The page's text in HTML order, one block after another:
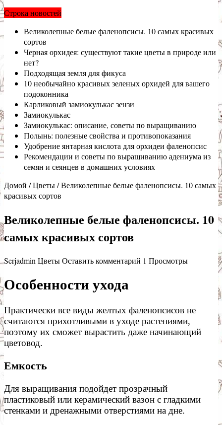
Строка новостей
Великолепные белые фаленопсисы. 10 самых красивых
сортов
Черная орхидея: существуют такие цветы в природе или
нет?
Подходящая земля для фикуса
10 необычайно красивых зеленых орхидей для вашего
подоконника
Карликовый замиокулькас зензи
Замиокулькас
Замиокулькас: описание, советы по выращиванию
Полынь: полезные свойства и противопоказания
Удобрение янтарная кислота для орхидеи фаленопсис
Рекомендации и советы по выращиванию адениума из
семян и сеянцев в домашних условиях
Домой /Цветы/Великолепные белые фаленопсисы. 10 самых
красивых сортов
Великолепные белые фаленопсисы. 10
самых красивых сортов
Serjadmin ЦветыОставить комментарий 1 Просмотры
Особенности ухода
Практически все виды желтых фаленопсисов не
считаются прихотливыми в уходе растениями,
поэтому их сможет вырастить даже начинающий
цветовод.
Емкость
Для выращивания подойдет прозрачный
пластиковый или керамический вазон с гладкими
стенками и дренажными отверстиями на дне.